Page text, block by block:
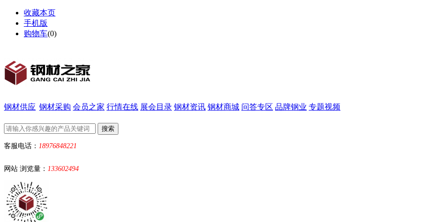
收藏本页
手机版
购物车(0)
钢材供应 钢材采购 会员之家 行情在线 展会目录 钢材资讯 钢材商城 问答专区 品牌钢业 专题视频
客服电话： 18976848221
网站 浏览量： 133602494